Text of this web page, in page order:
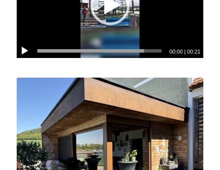
00:00 |00:21